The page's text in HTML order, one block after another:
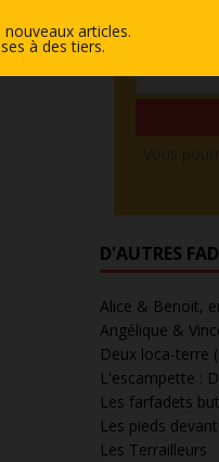
D'AUTRES
Alice & Benoit,
Angélique &
Deux loca-terre
L'escampette :
Les farfadets
Les pieds devant
Les Terrailleurs
articles.
à des tiers.